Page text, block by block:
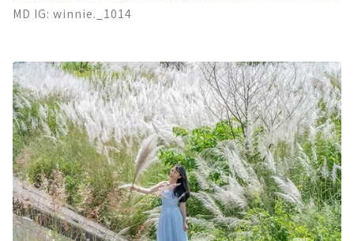
MD IG: winnie._1014